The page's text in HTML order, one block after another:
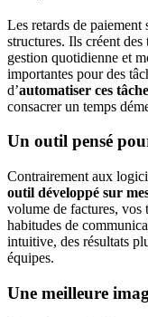
Les retards de
structures. Ils créent
gestion quotidienne et
importantes pour des
d’automatiser ces
consacrer un temps
Un outil pensé
Contrairement aux
outil développé sur
volume de factures, vos
habitudes de
intuitive, des résultats
équipes.
Une meilleure